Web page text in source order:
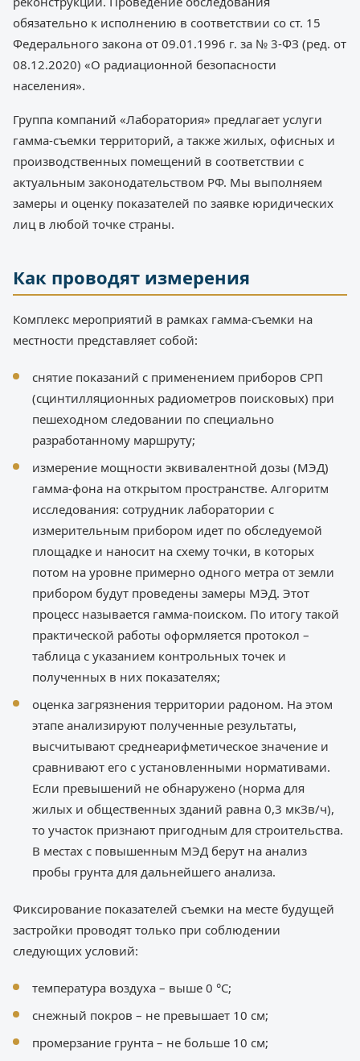
обязательно к исполнению в соответствии со ст. 15
Федерального закона от 09.01.1996 г. за № 3-ФЗ (ред. от
08.12.2020) «О радиационной безопасности
населения».
Группа компаний «Лаборатория» предлагает услуги
гамма-съемки территорий, а также жилых, офисных и
производственных помещений в соответствии с
актуальным законодательством РФ. Мы выполняем
замеры и оценку показателей по заявке юридических
лиц в любой точке страны.
Как проводят измерения
Комплекс мероприятий в рамках гамма-съемки на
местности представляет собой:
снятие показаний с применением приборов СРП
(сцинтилляционных радиометров поисковых) при
пешеходном следовании по специально
разработанному маршруту;
измерение мощности эквивалентной дозы (МЭД)
гамма-фона на открытом пространстве. Алгоритм
исследования: сотрудник лаборатории с
измерительным прибором идет по обследуемой
площадке и наносит на схему точки, в которых
потом на уровне примерно одного метра от земли
прибором будут проведены замеры МЭД. Этот
процесс называется гамма-поиском. По итогу такой
практической работы оформляется протокол –
таблица с указанием контрольных точек и
полученных в них показателях;
оценка загрязнения территории радоном. На этом
этапе анализируют полученные результаты,
высчитывают среднеарифметическое значение и
сравнивают его с установленными нормативами.
Если превышений не обнаружено (норма для
жилых и общественных зданий равна 0,3 мкЗв/ч),
то участок признают пригодным для строительства.
В местах с повышенным МЭД берут на анализ
пробы грунта для дальнейшего анализа.
Фиксирование показателей съемки на месте будущей
застройки проводят только при соблюдении
следующих условий:
температура воздуха – выше 0 °C;
снежный покров – не превышает 10 см;
промерзание грунта – не больше 10 см;